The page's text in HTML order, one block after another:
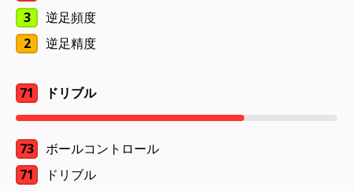
3
逆足頻度
2
逆足精度
71 ドリブル
73
ボールコントロール
71
ドリブル